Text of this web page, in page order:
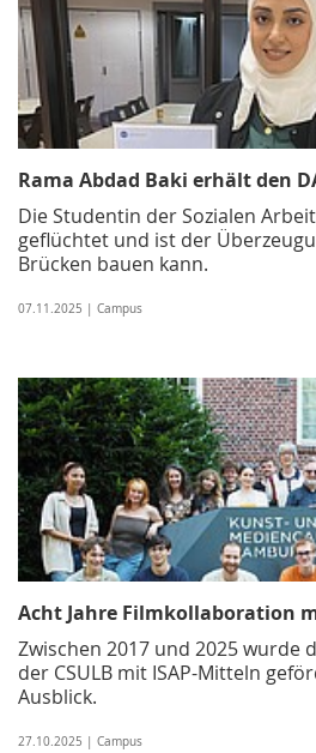
Rama Abdad Baki erhält den
Die Studentin der Sozialen
geflüchtet und ist der
Brücken bauen kann.
07.11.2025 | Campus
Acht Jahre Filmkollaboration
Zwischen 2017 und 2025 wurde
der CSULB mit ISAP-Mitteln
Ausblick.
27.10.2025 | Campus